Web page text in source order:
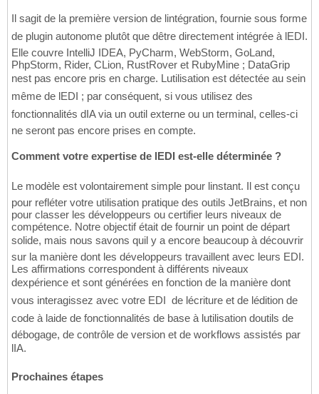
Il sagit de la première version de lintégration, fournie sous forme
de plugin autonome plutôt que dêtre directement intégrée à lEDI.
Elle couvre IntelliJ IDEA, PyCharm, WebStorm, GoLand,
PhpStorm, Rider, CLion, RustRover et RubyMine ; DataGrip
nest pas encore pris en charge. Lutilisation est détectée au sein
même de lEDI ; par conséquent, si vous utilisez des
fonctionnalités dIA via un outil externe ou un terminal, celles-ci
ne seront pas encore prises en compte.
Comment votre expertise de lEDI est-elle déterminée ?
Le modèle est volontairement simple pour linstant. Il est conçu
pour refléter votre utilisation pratique des outils JetBrains, et non
pour classer les développeurs ou certifier leurs niveaux de
compétence. Notre objectif était de fournir un point de départ
solide, mais nous savons quil y a encore beaucoup à découvrir
sur la manière dont les développeurs travaillent avec leurs EDI.
Les affirmations correspondent à différents niveaux
dexpérience et sont générées en fonction de la manière dont
vous interagissez avec votre EDI  de lécriture et de lédition de
code à laide de fonctionnalités de base à lutilisation doutils de
débogage, de contrôle de version et de workflows assistés par
lIA.
Prochaines étapes